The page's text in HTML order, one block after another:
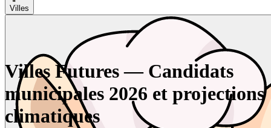
Villes
Villes Futures — Candidats
municipales 2026 et projections
climatiques